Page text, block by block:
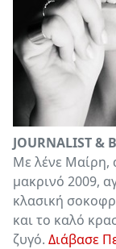
JOURNALIST &
Με λένε Μαίρη,
μακρινό 2009,
κλασική
και το καλό
ζυγό. Διάβασε